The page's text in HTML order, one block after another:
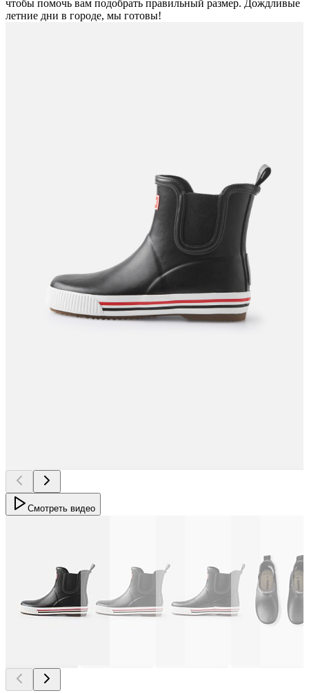
чтобы помочь вам подобрать правильный размер. Дождливые
летние дни в городе, мы готовы!
Смотреть видео